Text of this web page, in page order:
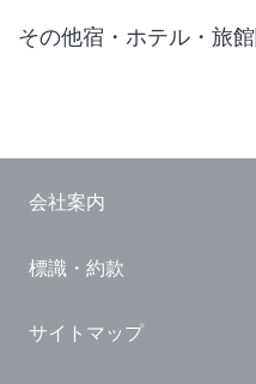
仙台 ホテル
東京ドーム ホテル
横浜 ホテル
熱海 ホテル
その他宿・ホテル・旅
国内観光ガイド
旅行・観光情報
会社案内
標識・約款
サイトマップ